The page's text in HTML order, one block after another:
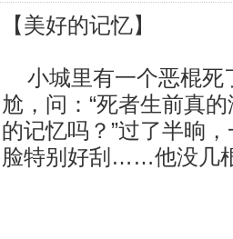
【美好的记忆】
小城里有一个恶棍死
尬，问：“死者生前真
的记忆吗？”过了半晌
脸特别好刮……他没几